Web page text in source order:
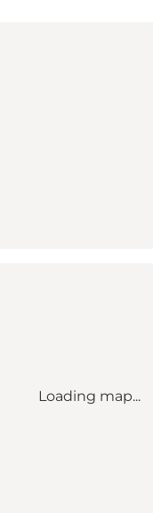
Loading map...